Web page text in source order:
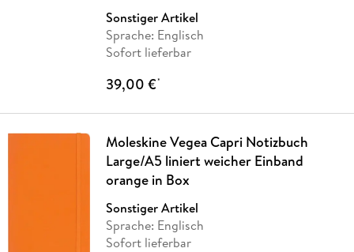
Sonstiger Artikel
Sprache: Englisch
Sofort lieferbar
39,00 €*
Moleskine Vegea Capri Notizbuch
Large/A5 liniert weicher Einband
orange in Box
Sonstiger Artikel
Sprache: Englisch
Sofort lieferbar